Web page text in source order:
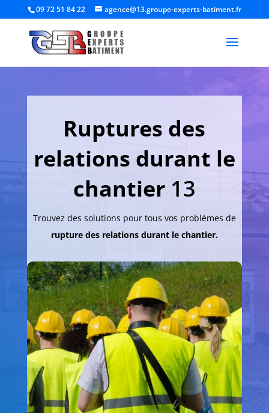
09 72 51 84 22 agence@13.groupe-experts-batiment.fr
Ruptures des
relations durant le
chantier13
Trouvez des solutions pour tous vos problèmes de
rupture des relations durant le chantier.